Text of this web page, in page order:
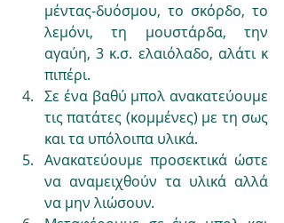
μέντας-δυόσμου, το σκόρδο, το
λεμόνι, τη μουστάρδα, την
αγαύη, 3 κ.σ. ελαιόλαδο, αλάτι κ
πιπέρι.
Σε ένα βαθύ μπολ ανακατεύουμε
τις πατάτες (κομμένες) με τη σως
και τα υπόλοιπα υλικά.
Ανακατεύουμε προσεκτικά ώστε
να αναμειχθούν τα υλικά αλλά
να μην λιώσουν.